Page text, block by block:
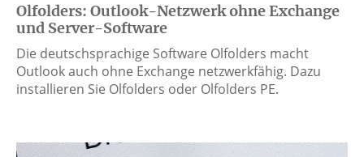
Olfolders: Outlook-Netzwerk ohne Exchange
und Server-Software
Die deutschsprachige Software Olfolders macht
Outlook auch ohne Exchange netzwerkfähig. Dazu
installieren Sie Olfolders oder Olfolders PE.